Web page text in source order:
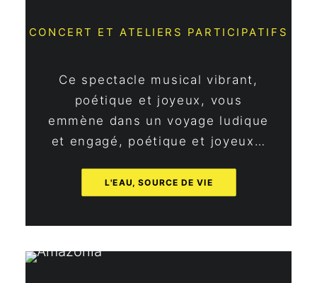
CONCERT ET ATELIERS PARTICIPATIFS
Ce spectacle musical vibrant,
poétique et joyeux, vous
emmène dans un voyage ludique
et engagé, poétique et joyeux…
L'EAU, SOURCE DE VIE